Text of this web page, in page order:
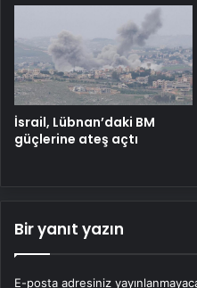
İsrail, Lübnan’daki BM
güçlerine ateş açtı
Bir yanıt yazın
E-posta adresiniz